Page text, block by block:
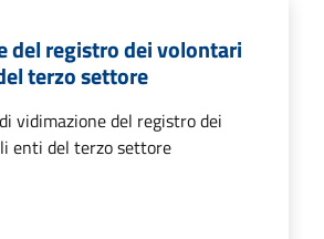
del registro dei volontari
terzo settore
vidimazione del registro dei
enti del terzo settore